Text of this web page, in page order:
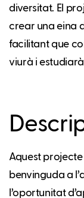
diversitat. El
crear una eina
facilitant que
viurà i
Aquest
benvinguda a
l’oportunitat